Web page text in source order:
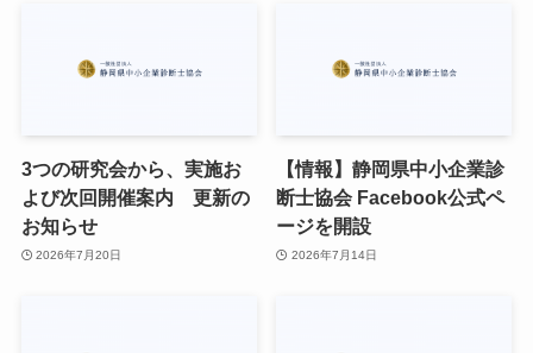
3つの研究会から、実施お
よび次回開催案内 更新の
お知らせ
2026年7月20日
【情報】静岡県中小企業診
断士協会 Facebook公式ペ
ージを開設
2026年7月14日